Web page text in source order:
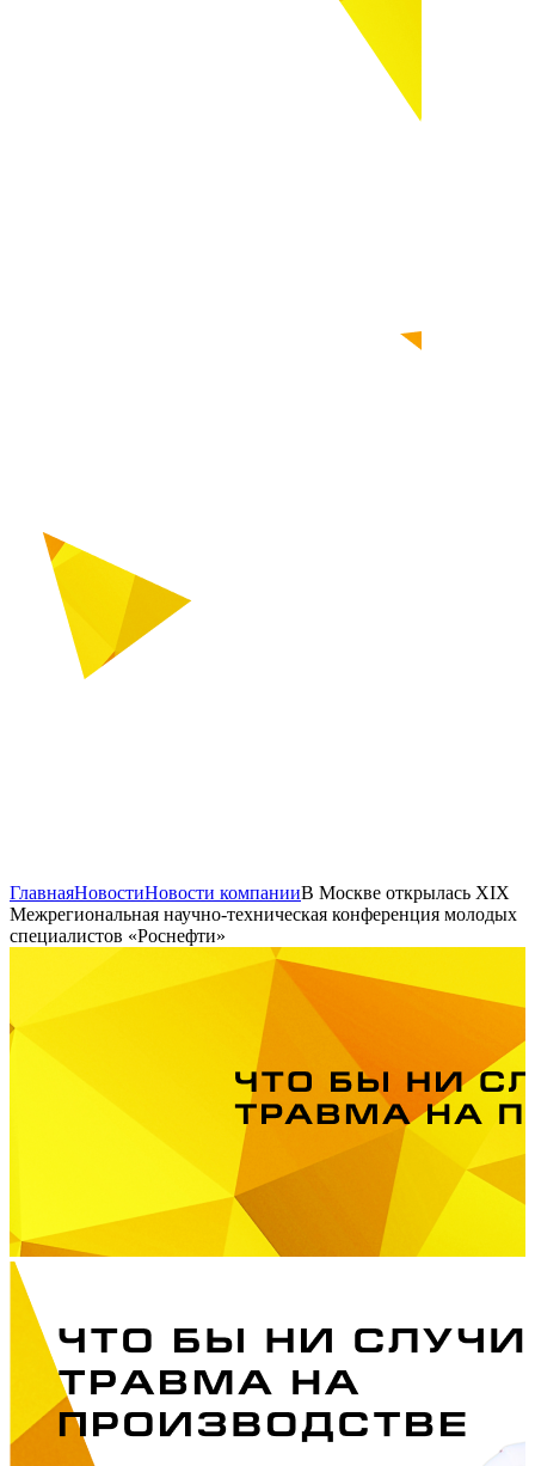
ГлавнаяНовостиНовости компанииВ Москве открылась XIX
Межрегиональная научно-техническая конференция молодых
специалистов «Роснефти»